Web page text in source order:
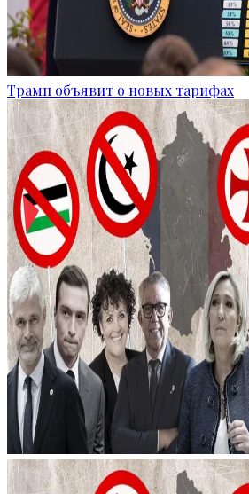
Трамп объявит о новых тарифах